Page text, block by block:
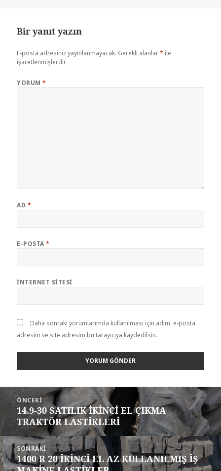
Bir yanıt yazın
E-posta adresiniz yayınlanmayacak. Gerekli alanlar* ile
işaretlenmişlerdir
YORUM*
AD *
E-POSTA*
İNTERNET SITESI
Daha sonraki yorumlarımda kullanılması için adım, e-posta
adresim ve site adresim bu tarayıcıya kaydedilsin.
Yazı
gezinmesi
ÖNCEKI
Önceki
yazı:
14.9-30 SATILIK İKİNCİ EL ÇIKMA
TRAKTÖR LASTİKLERİ
SONRAKI
Sonraki
1400 R 20 İKİNCİ EL AZ KULLANILMIŞ İŞ